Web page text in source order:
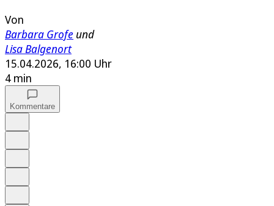
Von
Barbara Grofe und
Lisa Balgenort
15.04.2026, 16:00 Uhr
4 min
Kommentare